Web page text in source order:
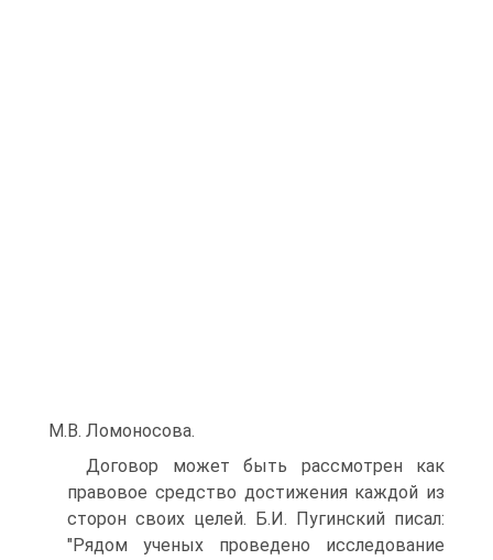
М.В. Ломоносова.
Договор может быть рассмотрен как
правовое средство достижения каждой из
сторон своих целей. Б.И. Пугинский писал:
"Рядом ученых проведено исследование